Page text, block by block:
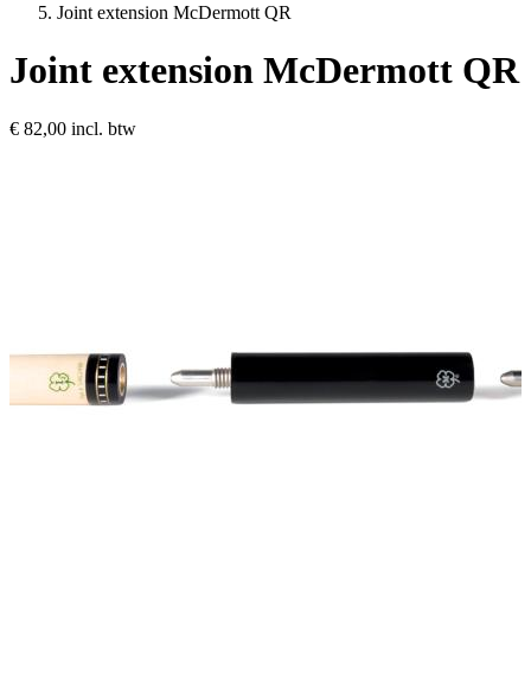
Joint extension McDermott QR
Joint extension McDermott QR
€ 82,00 incl. btw